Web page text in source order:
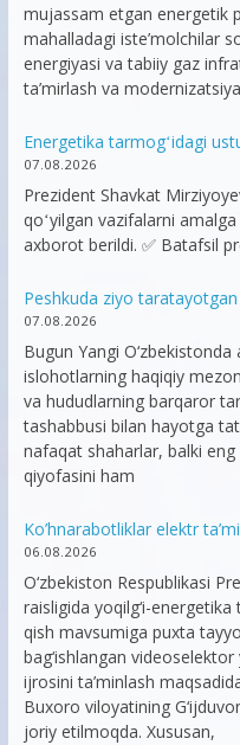
mujassam etgan energetik
mahalladagi iste’molchilar
energiyasi va tabiiy gaz
ta’mirlash va
Energetika tarmogʻidagi
07.08.2026
Prezident Shavkat
qoʻyilgan vazifalarni
axborot berildi. ✅ Batafsil
Peshkuda ziyo
07.08.2026
Bugun Yangi
islohotlarning haqiqiy
va hududlarning barqaror
tashabbusi bilan hayotga
nafaqat shaharlar, balki
qiyofasini ham
Ko’hnarabotliklar elektr
06.08.2026
O‘zbekiston Respublikasi
raisligida yoqilg‘i-
qish mavsumiga puxta
bag‘ishlangan
ijrosini ta’minlash
Buxoro viloyatining
joriy etilmoqda. Xususan,